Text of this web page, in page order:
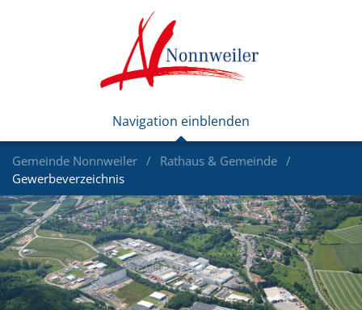
Gemeinde Nonnweiler
Rathaus & Gemeinde
Gewerbeverzeichnis